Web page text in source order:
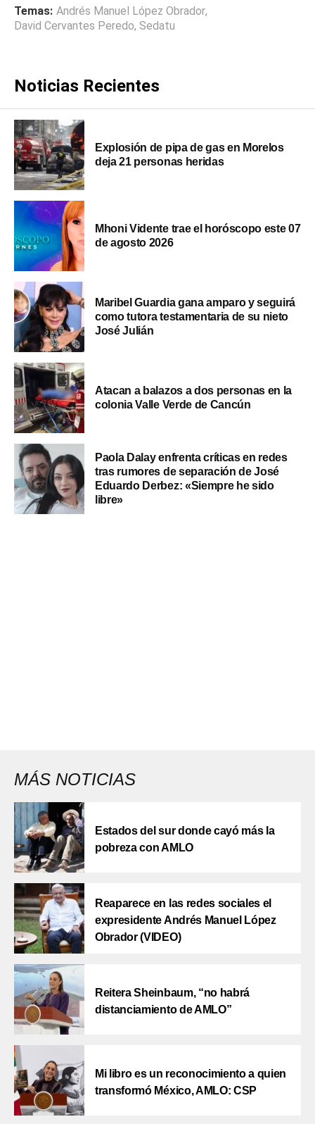
Temas: Andrés Manuel López Obrador,
David Cervantes Peredo, Sedatu
Noticias Recientes
Explosión de pipa de gas en Morelos
deja 21 personas heridas
Mhoni Vidente trae el horóscopo este 07
de agosto 2026
Maribel Guardia gana amparo y seguirá
como tutora testamentaria de su nieto
José Julián
Atacan a balazos a dos personas en la
colonia Valle Verde de Cancún
Paola Dalay enfrenta críticas en redes
tras rumores de separación de José
Eduardo Derbez: «Siempre he sido
libre»
MÁS NOTICIAS
Estados del sur donde cayó más la
pobreza con AMLO
Reaparece en las redes sociales el
expresidente Andrés Manuel López
Obrador (VIDEO)
Reitera Sheinbaum, “no habrá
distanciamiento de AMLO”
Mi libro es un reconocimiento a quien
transformó México, AMLO: CSP